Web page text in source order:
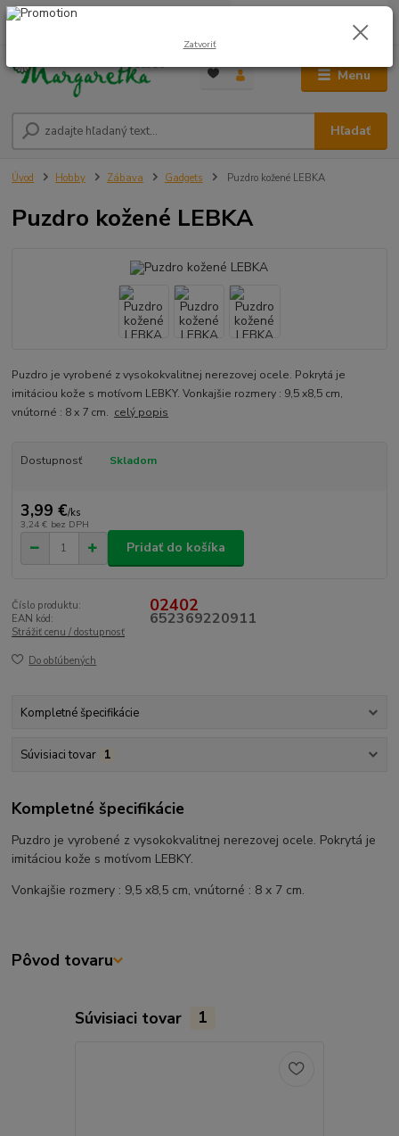
Menu
Hľadať
0948 236 042
0,00 €
Úvod Hobby Zábava Gadgets Puzdro kožené LEBKA
Puzdro kožené LEBKA
Puzdro je vyrobené z vysokokvalitnej nerezovej ocele. Pokrytá je
imitáciou kože s motívom LEBKY. Vonkajšie rozmery : 9,5 x8,5 cm,
vnútorné : 8 x 7 cm. celý popis
Dostupnosť Skladom
3,99 €/ks
3,24 € bez DPH
Pridať do košíka
Číslo produktu: 02402
EAN kód: 652369220911
Strážiť cenu / dostupnosť
Do obľúbených
Kompletné špecifikácie
Súvisiaci tovar 1
Kompletné špecifikácie
Puzdro je vyrobené z vysokokvalitnej nerezovej ocele. Pokrytá je
imitáciou kože s motívom LEBKY.
Vonkajšie rozmery : 9,5 x8,5 cm, vnútorné : 8 x 7 cm.
Pôvod tovaru
Súvisiaci tovar 1
Zatvoriť